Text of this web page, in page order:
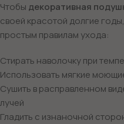
Чтобы декоративная
своей красотой долгие
простым правилам ухода:
Стирать наволочку при
Использовать мягкие
Сушить в расправленном
лучей
Гладить с изнаночной